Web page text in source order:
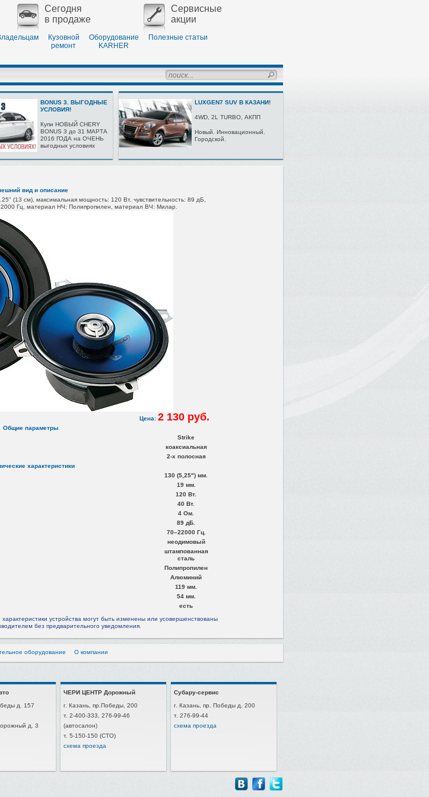
Сегодня
в продаже
Сервисные
акции
Кузовной
ремонт
Оборудование
KARHER
Полезные статьи
BONUS 3. ВЫГОДНЫЕ
УСЛОВИЯ!
Купи НОВЫЙ CHERY
BONUS 3 до 31 МАРТА
2016 ГОДА на ОЧЕНЬ
выгодных условиях
LUXGEN7 SUV В КАЗАНИ!
4WD, 2L TURBО, AКПП
Нoвый. Иннoвaциoнный.
Гoрoдскoй.
вид и описание
(13 см), максимальная мощность: 120 Вт, чувствительность: 89 дБ,
Гц, материал НЧ: Полипропилен, материал ВЧ: Милар.
Цена: 2 130 руб.
Общие параметры
Strike
коаксиальная
2-х полосная
характеристики
130 (5,25") мм.
19 мм.
120 Вт.
40 Вт.
4 Ом.
89 дБ.
70–22000 Гц.
неодимовый
штампованная
сталь
Полипропилен
Алюминий
119 мм.
54 мм.
есть
устройства могут быть изменены или усовершенствованы
без предварительного уведомления.
оборудование О компании
д. 157
д. 3
ЧЕРИ ЦЕНТР Дорожный
г. Казань, пр.Победы, 200
т. 2-400-333, 276-99-46
(автосалон)
т. 5-150-150 (СТО)
схема проезда
Субару-сервис
г. Казань, пр. Победы д. 200
т. 276-99-44
схема проезда